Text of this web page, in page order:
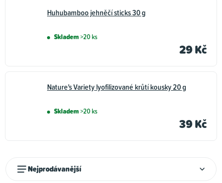
Huhubamboo jehněčí sticks 30 g
Skladem>20 ks
29 Kč
Nature's Variety lyofilizované krůtí kousky 20 g
Skladem>20 ks
39 Kč
Nejprodávanější